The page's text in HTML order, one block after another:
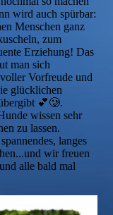
wird auch spürbar:
Menschen ganz
zum
Erziehung! Das
man sich
Vorfreude und
glücklichen
💕🥲.
wissen sehr
zu lassen.
langes
wir freuen
alle bald mal